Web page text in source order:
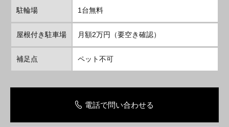
駐輪場 1台無料
屋根付き駐車場 月額2万円（要空き確認）
補足点 ペット不可
電話で問い合わせる